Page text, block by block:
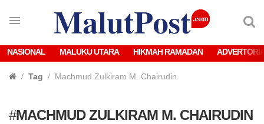
NASIONAL MALUKU UTARA HIKMAH RAMADAN
Tag Machmud Zulkiram M. Chairudin
#MACHMUD ZULKIRAM M. CHAIRUDIN